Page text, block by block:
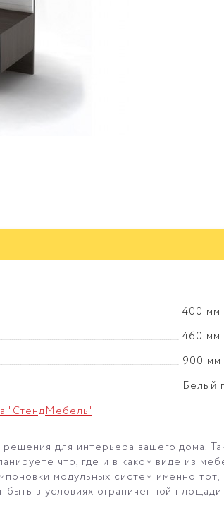
400 мм
460 мм
900 мм
Белый
"СтендМебель"
для интерьера вашего дома.
что, где и в каком виде из
модульных систем именно
в условиях ограниченной